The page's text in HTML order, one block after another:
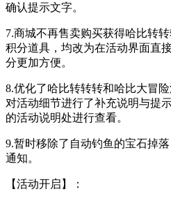
确认提示文字。
7.商城不再售卖购买获得哈比转转
积分道具， 均改为在活动界面直
分更加方便。
8.优化了哈比转转转和哈比大冒
对活动细节进行了补充说明与提
的活动说明处进行查看。
9.暂时移除了自动钓鱼的宝石掉
通知。
【活动开启】：